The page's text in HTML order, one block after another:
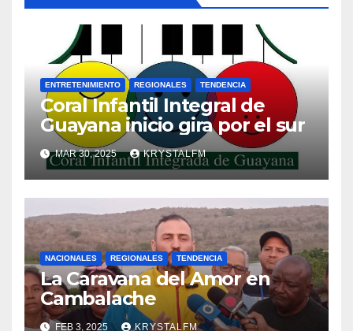
ENTRETENIMIENTO REGIONALES TENDENCIA
Coral Infantil Integral de
Guayana inicio gira por el sur
MAR 30, 2025 KRYSTALFM
NACIONALES REGIONALES TENDENCIA
La Caravana del Amor en
Cambalache
FEB 3, 2025 KRYSTALFM